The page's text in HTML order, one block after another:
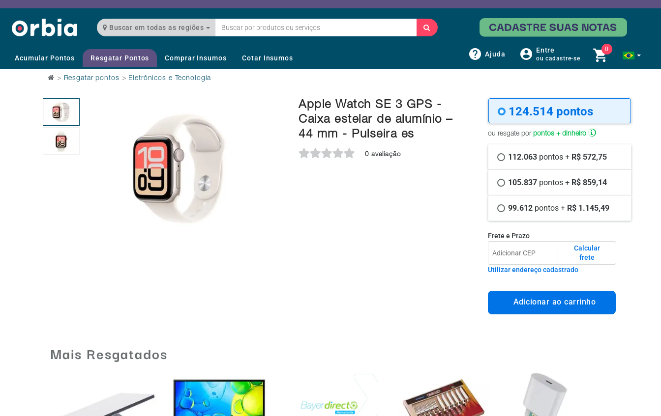
Buscar em todas as regiões
Acumular Pontos Resgatar Pontos Comprar Insumos Cotar Insumos Ajuda Entre
ou cadastre-se
0
> Resgatar pontos > Eletrônicos e Tecnologia
Apple Watch SE 3 GPS -
Caixa estelar de alumínio –
44 mm - Pulseira es
0 avaliação
124.514 pontos
ou resgate por pontos + dinheiro
112.063 pontos + R$ 572,75
105.837 pontos + R$ 859,14
99.612 pontos + R$ 1.145,49
Frete e Prazo
Calcular
frete
Utilizar endereço cadastrado
Adicionar ao carrinho
Mais Resgatados